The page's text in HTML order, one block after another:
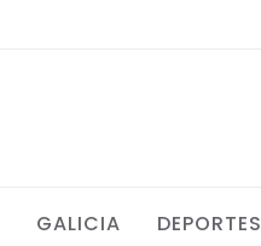
GALICIA DEPORTES